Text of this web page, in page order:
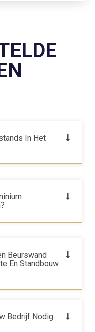
In Het
Beurswand
En Standbouw
Bedrijf Nodig